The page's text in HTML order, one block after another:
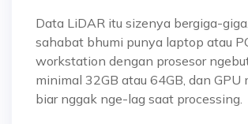
Data LiDAR itu sizenya bergiga-
sahabat bhumi punya laptop atau
workstation dengan prosesor
minimal 32GB atau 64GB, dan GPU
biar nggak nge-lag saat processing.